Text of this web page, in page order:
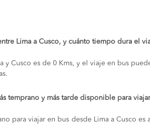
Lima a Cusco, y cuánto tiempo dura el
y Cusco es de 0 Kms, y el viaje en bus
temprano y más tarde disponible para
para viajar en bus desde Lima a Cusco es